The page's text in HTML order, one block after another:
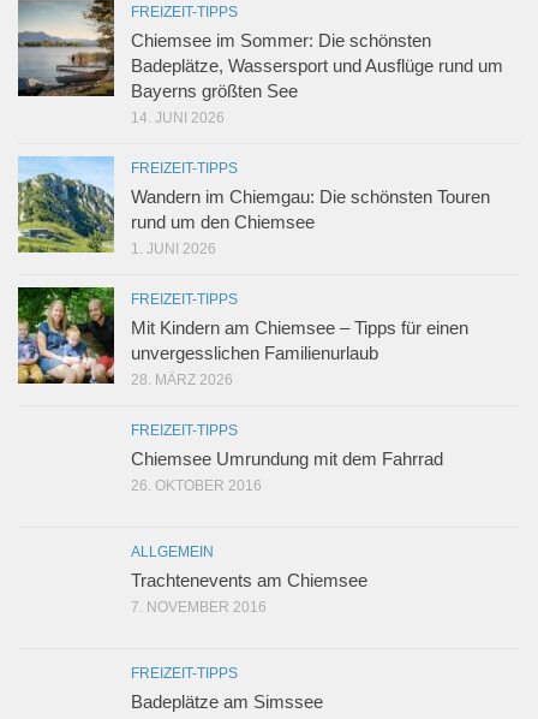
FREIZEIT-TIPPS
Chiemsee im Sommer: Die schönsten
Badeplätze, Wassersport und Ausflüge rund um
Bayerns größten See
14. JUNI 2026
FREIZEIT-TIPPS
Wandern im Chiemgau: Die schönsten Touren
rund um den Chiemsee
1. JUNI 2026
FREIZEIT-TIPPS
Mit Kindern am Chiemsee – Tipps für einen
unvergesslichen Familienurlaub
28. MÄRZ 2026
FREIZEIT-TIPPS
Chiemsee Umrundung mit dem Fahrrad
26. OKTOBER 2016
ALLGEMEIN
Trachtenevents am Chiemsee
7. NOVEMBER 2016
FREIZEIT-TIPPS
Badeplätze am Simssee